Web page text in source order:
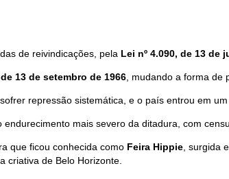
de reivindicações, pela Lei nº 4.090, de 13 de
13 de setembro de 1966 , mudando a forma
repressão sistemática, e o país entrou em
endurecimento mais severo da ditadura, com
que ficou conhecida como Feira Hippie , surgida
criativa de Belo Horizonte.